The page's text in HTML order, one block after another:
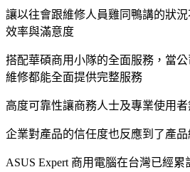
讓以往會跟維修人員雞同鴨講的狀
效率與滿意度
搭配華碩商用小隊的全面服務，當
維修都能全面提供完整服務
高度可靠性讓商務人士及專業使用
企業對產品的信任度也反應到了產
ASUS Expert 商用電腦在台灣已經累